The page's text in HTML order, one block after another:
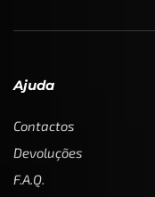
Ajuda
Contactos
Devoluções
F.A.Q.